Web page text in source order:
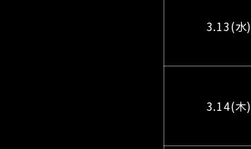
3.13(水)
3.14(木)